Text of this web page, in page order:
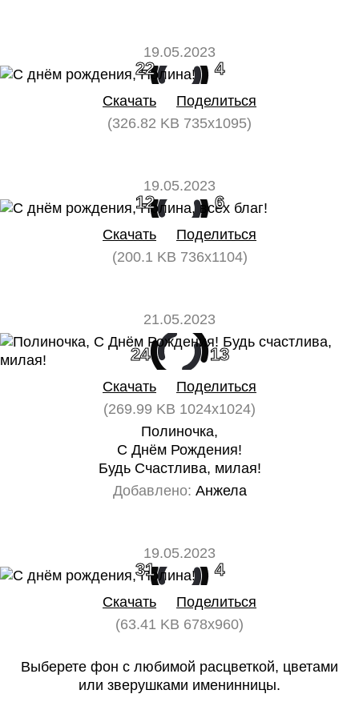
19.05.2023
22 4
Скачать
Поделиться
(326.82 KB 735x1095)
19.05.2023
12 6
Скачать
Поделиться
(200.1 KB 736x1104)
21.05.2023
24 13
Скачать
Поделиться
(269.99 KB 1024x1024)
Полиночка,
С Днём Рождения!
Будь Счастлива, милая!
Добавлено: Анжела
19.05.2023
31 4
Скачать
Поделиться
(63.41 KB 678x960)
Выберете фон с любимой расцветкой, цветами
или зверушками именинницы.